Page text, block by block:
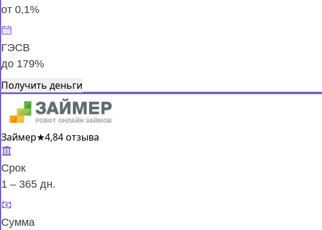
от 0,1%
ГЭСВ
до 179%
Получить деньги
Займер★4,84 отзыва
Срок
1 – 365 дн.
Сумма